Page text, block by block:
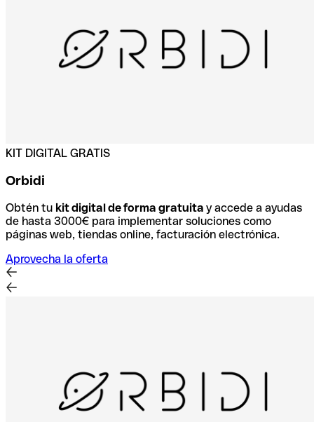
KIT DIGITAL GRATIS
Orbidi
Obtén tu kit digital de forma gratuita y accede a ayudas
de hasta 3000€ para implementar soluciones como
páginas web, tiendas online, facturación electrónica.
Aprovecha la oferta